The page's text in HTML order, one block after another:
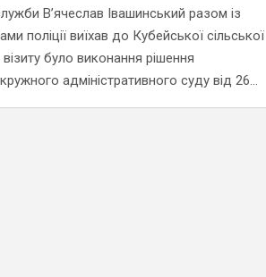
В’ячеслав Івашинський разом із
поліції виїхав до Кубейської сільської
було виконання рішення
адміністративного суду від 26…